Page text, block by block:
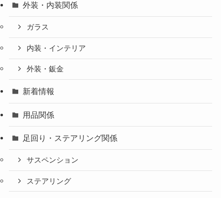
外装・内装関係
ガラス
内装・インテリア
外装・鈑金
新着情報
用品関係
足回り・ステアリング関係
サスペンション
ステアリング